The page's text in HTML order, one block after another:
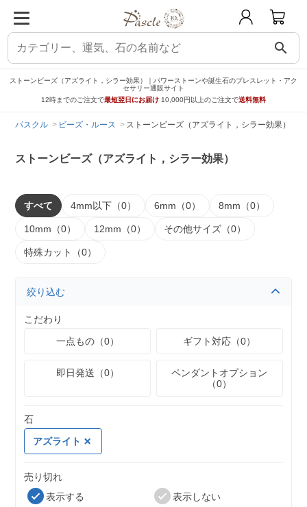
search
ストーンビーズ（アズライト，シラー効果）｜パワーストーンや誕生石のブレスレット・アク
セサリー通販サイト
12時までのご注文で最短翌日にお届け 10,000円以上のご注文で送料無料
パスクル ビーズ・ルース ストーンビーズ（アズライト，シラー効果）
ストーンビーズ（アズライト，シラー効果）
すべて 4mm以下（0） 6mm（0） 8mm（0）
10mm（0） 12mm（0） その他サイズ（0）
特殊カット（0）
絞り込む
こだわり
一点もの（0）
ギフト対応（0）
即日発送（0）
ペンダントオプション
（0）
石
アズライト
売り切れ
表示する
表示しない